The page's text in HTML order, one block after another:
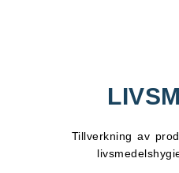
Tillverkning av